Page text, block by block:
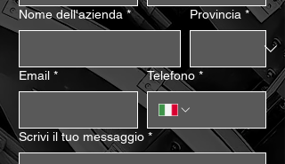
Nome dell'azienda * Provincia *
Email * Telefono *
Scrivi il tuo messaggio *